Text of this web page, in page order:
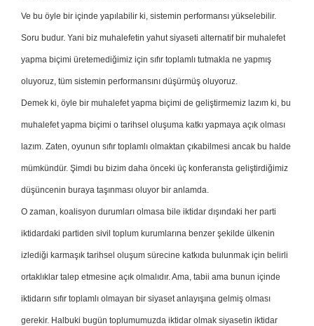
Ve bu öyle bir içinde yapılabilir ki, sistemin performansı yükselebilir.
Soru budur. Yani biz muhalefetin yahut siyaseti alternatif bir muhalefet
yapma biçimi üretemediğimiz için sıfır toplamlı tutmakla ne yapmış
oluyoruz, tüm sistemin performansını düşürmüş oluyoruz.
Demek ki, öyle bir muhalefet yapma biçimi de geliştirmemiz lazım ki, bu
muhalefet yapma biçimi o tarihsel oluşuma katkı yapmaya açık olması
lazım. Zaten, oyunun sıfır toplamlı olmaktan çıkabilmesi ancak bu halde
mümkündür. Şimdi bu bizim daha önceki üç konferansta geliştirdiğimiz
düşüncenin buraya taşınması oluyor bir anlamda.
O zaman, koalisyon durumları olmasa bile iktidar dışındaki her parti
iktidardaki partiden sivil toplum kurumlarına benzer şekilde ülkenin
izlediği karmaşık tarihsel oluşum sürecine katkıda bulunmak için belirli
ortaklıklar talep etmesine açık olmalıdır. Ama, tabii ama bunun içinde
iktidarın sıfır toplamlı olmayan bir siyaset anlayışına gelmiş olması
gerekir. Halbuki bugün toplumumuzda iktidar olmak siyasetin iktidar